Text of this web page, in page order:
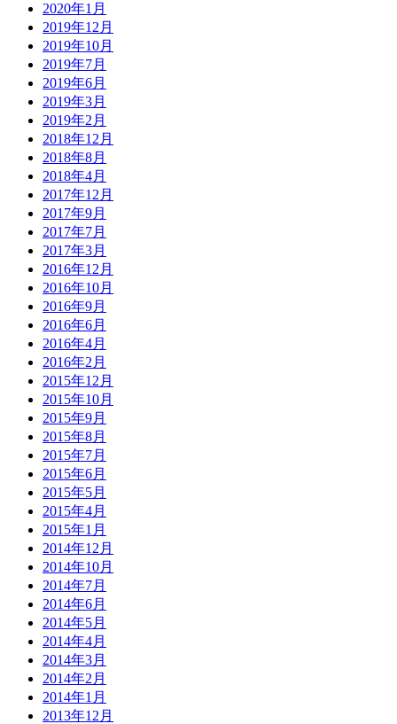
2020年1月
2019年12月
2019年10月
2019年7月
2019年6月
2019年3月
2019年2月
2018年12月
2018年8月
2018年4月
2017年12月
2017年9月
2017年7月
2017年3月
2016年12月
2016年10月
2016年9月
2016年6月
2016年4月
2016年2月
2015年12月
2015年10月
2015年9月
2015年8月
2015年7月
2015年6月
2015年5月
2015年4月
2015年1月
2014年12月
2014年10月
2014年7月
2014年6月
2014年5月
2014年4月
2014年3月
2014年2月
2014年1月
2013年12月